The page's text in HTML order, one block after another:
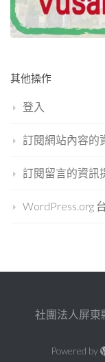
其他操作
登入
訂閱網站內容的
訂閱留言的資訊
WordPress.org
社團法人屏東
Powered by